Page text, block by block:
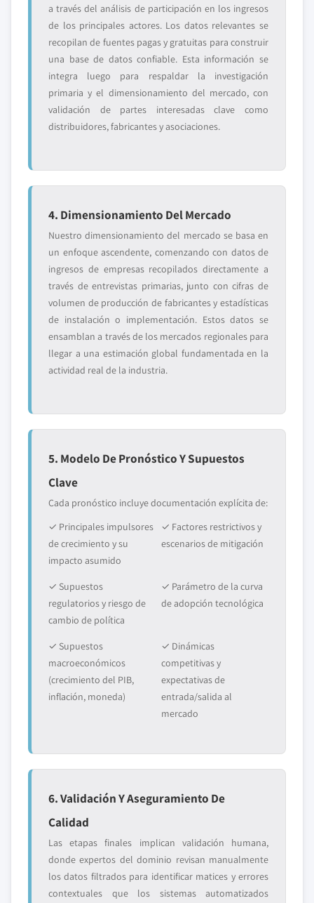
a través del análisis de participación en los ingresos
de los principales actores. Los datos relevantes se
recopilan de fuentes pagas y gratuitas para construir
una base de datos confiable. Esta información se
integra luego para respaldar la investigación
primaria y el dimensionamiento del mercado, con
validación de partes interesadas clave como
distribuidores, fabricantes y asociaciones.
4. Dimensionamiento Del Mercado
Nuestro dimensionamiento del mercado se basa en
un enfoque ascendente, comenzando con datos de
ingresos de empresas recopilados directamente a
través de entrevistas primarias, junto con cifras de
volumen de producción de fabricantes y estadísticas
de instalación o implementación. Estos datos se
ensamblan a través de los mercados regionales para
llegar a una estimación global fundamentada en la
actividad real de la industria.
5. Modelo De Pronóstico Y Supuestos
Clave
Cada pronóstico incluye documentación explícita de:
✓ Principales impulsores
de crecimiento y su
impacto asumido
✓ Factores restrictivos y
escenarios de mitigación
✓ Supuestos
regulatorios y riesgo de
cambio de política
✓ Parámetro de la curva
de adopción tecnológica
✓ Supuestos
macroeconómicos
(crecimiento del PIB,
inflación, moneda)
✓ Dinámicas
competitivas y
expectativas de
entrada/salida al
mercado
6. Validación Y Aseguramiento De
Calidad
Las etapas finales implican validación humana,
donde expertos del dominio revisan manualmente
los datos filtrados para identificar matices y errores
contextuales que los sistemas automatizados